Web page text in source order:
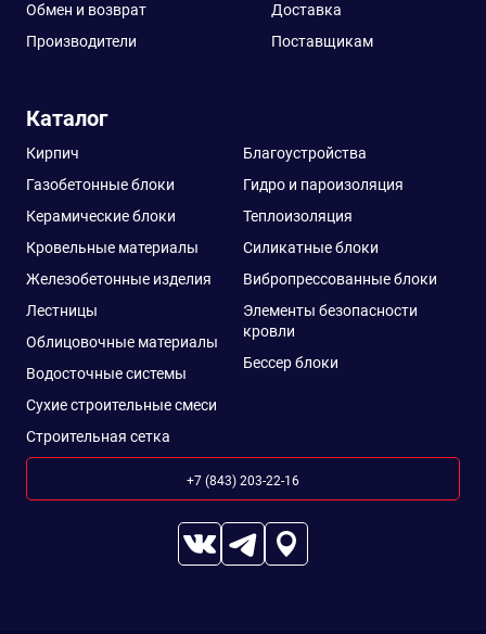
Обмен и возврат
Доставка
Производители
Поставщикам
Каталог
Кирпич
Газобетонные блоки
Керамические блоки
Кровельные материалы
Железобетонные изделия
Лестницы
Облицовочные материалы
Водосточные системы
Сухие строительные смеси
Строительная сетка
Благоустройства
Гидро и пароизоляция
Теплоизоляция
Силикатные блоки
Вибропрессованные блоки
Элементы безопасности
кровли
Бессер блоки
+7 (843) 203-22-16